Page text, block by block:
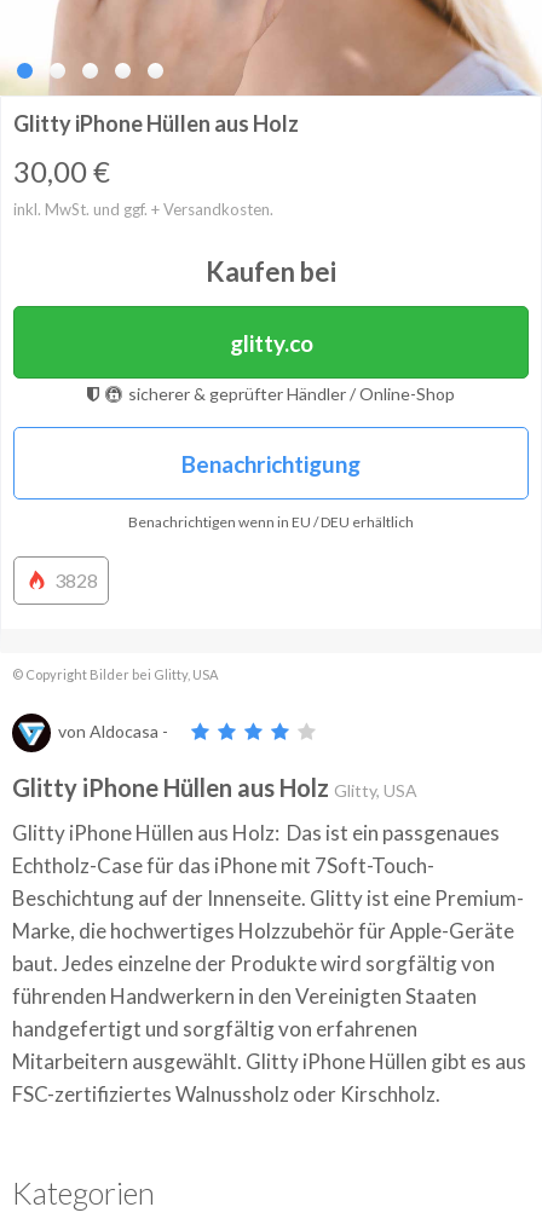
Glitty iPhone Hüllen aus Holz
30,00€
inkl. MwSt. und ggf. + Versandkosten.
Kaufen bei
glitty.co
sicherer & geprüfter Händler / Online-Shop
Benachrichtigung
Benachrichtigen wenn in EU / DEU erhältlich
3828
© Copyright Bilder bei Glitty, USA
von Aldocasa -
Glitty iPhone Hüllen aus Holz Glitty, USA
Glitty iPhone Hüllen aus Holz: Das ist ein passgenaues
Echtholz-Case für das iPhone mit 7Soft-Touch-
Beschichtung auf der Innenseite. Glitty ist eine Premium-
Marke, die hochwertiges Holzzubehör für Apple-Geräte
baut. Jedes einzelne der Produkte wird sorgfältig von
führenden Handwerkern in den Vereinigten Staaten
handgefertigt und sorgfältig von erfahrenen
Mitarbeitern ausgewählt. Glitty iPhone Hüllen gibt es aus
FSC-zertifiziertes Walnussholz oder Kirschholz.
Kategorien